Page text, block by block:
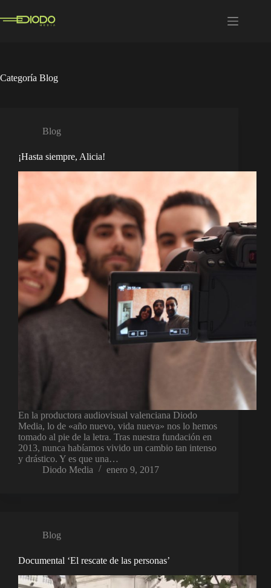
al
contenido
Categoría Blog
Blog
¡Hasta siempre, Alicia!
En la productora audiovisual valenciana Diodo
Media, lo de «año nuevo, vida nueva» nos lo hemos
tomado al pie de la letra. Tras nuestra fundación en
2013, nunca habíamos vivido un cambio tan intenso
y drástico. Y es que una…
Diodo Media
enero 9, 2017
Blog
Documental ‘El rescate de las personas’